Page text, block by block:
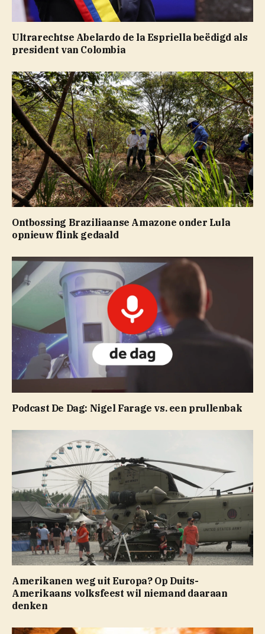
Ultrarechtse Abelardo de la Espriella beëdigd als
president van Colombia
Ontbossing Braziliaanse Amazone onder Lula
opnieuw flink gedaald
Podcast De Dag: Nigel Farage vs. een prullenbak
Amerikanen weg uit Europa? Op Duits-
Amerikaans volksfeest wil niemand daaraan
denken